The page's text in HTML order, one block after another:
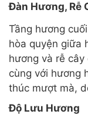
Đàn Hương, Rễ
Tầng hương
hòa quyện giữa
hương và rễ
cùng với hương
thúc mượt mà,
Độ Lưu Hương